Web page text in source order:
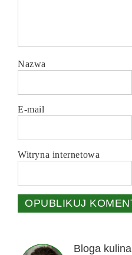
Nazwa
E-mail
Witryna internetowa
Bloga